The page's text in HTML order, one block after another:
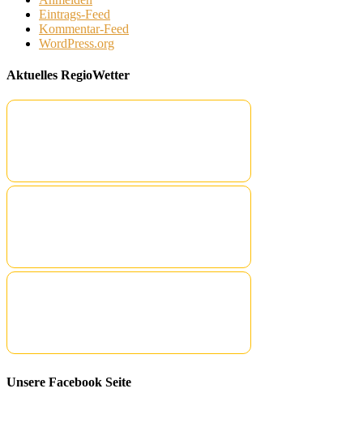
Eintrags-Feed
Kommentar-Feed
WordPress.org
Aktuelles RegioWetter
Unsere Facebook Seite